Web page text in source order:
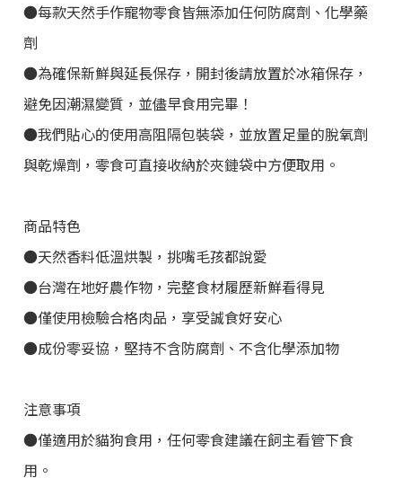
●每款天然手作寵物零食皆無添加任何防腐劑、化學藥
劑
●為確保新鮮與延長保存，開封後請放置於冰箱保存，
避免因潮濕變質，並儘早食用完畢！
●我們貼心的使用高阻隔包裝袋，並放置足量的脫氧劑
與乾燥劑，零食可直接收納於夾鏈袋中方便取用。
商品特色
●天然香料低溫烘製，挑嘴毛孩都說愛
●台灣在地好農作物，完整食材履歷新鮮看得見
●僅使用檢驗合格肉品，享受誠食好安心
●成份零妥協，堅持不含防腐劑、不含化學添加物
注意事項
●僅適用於貓狗食用，任何零食建議在飼主看管下食
用。